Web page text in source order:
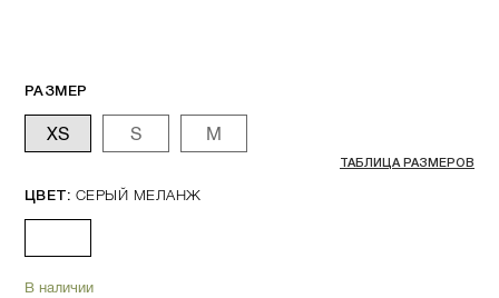
РАЗМЕР
XS S M
ТАБЛИЦА РАЗМЕРОВ
ЦВЕТ: СЕРЫЙ МЕЛАНЖ
В наличии